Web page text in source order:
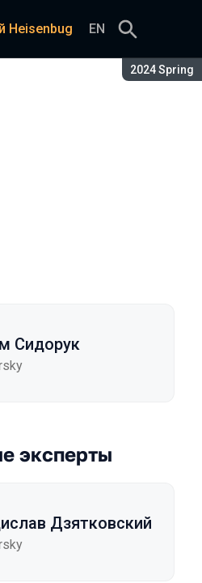
Сезон:
2024 Spring
Heisenbug EN
Сидорук
эксперты
Дзятковский